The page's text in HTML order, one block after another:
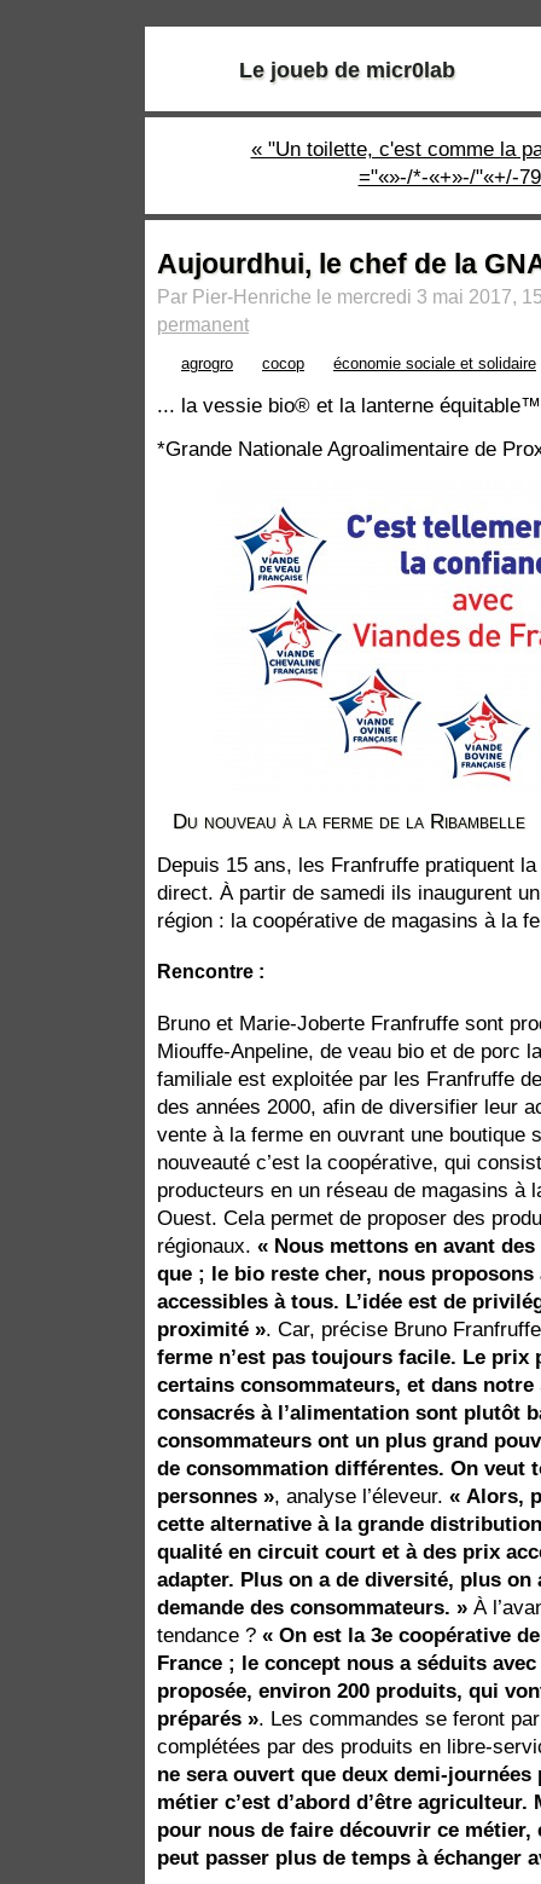
Le joueb de micr0lab
« "Un toilette, c'est comme la
="«»-/*-«+»-/"«+/-
Aujourdhui, le chef de la
Par Pier-Henriche le mercredi 3 mai 2017,
permanent
agrogro cocop économie sociale et solidaire
... la vessie bio® et la lanterne
*Grande Nationale Agroalimentaire de
Du nouveau à la ferme de la Ribambelle
Depuis 15 ans, les Franfruffe pratiquent
direct. À partir de samedi ils inaugurent
région : la coopérative de magasins à la
Rencontre :
Bruno et Marie-Joberte Franfruffe sont
Miouffe-Anpeline, de veau bio et de porc
familiale est exploitée par les Franfruffe
des années 2000, afin de diversifier leur
vente à la ferme en ouvrant une boutique
nouveauté c’est la coopérative, qui
producteurs en un réseau de magasins à
Ouest. Cela permet de proposer des
régionaux. « Nous mettons en avant
que ; le bio reste cher, nous proposons
accessibles à tous. L’idée est de
proximité ». Car, précise Bruno
ferme n’est pas toujours facile. Le prix
certains consommateurs, et dans
consacrés à l’alimentation sont plutôt
consommateurs ont un plus grand
de consommation différentes. On veut
personnes », analyse l’éleveur. « Alors,
cette alternative à la grande
qualité en circuit court et à des prix
adapter. Plus on a de diversité, plus
demande des consommateurs. » À
tendance ? « On est la 3e coopérative
France ; le concept nous a séduits
proposée, environ 200 produits, qui
préparés ». Les commandes se feront
complétées par des produits en libre-
ne sera ouvert que deux demi-
métier c’est d’abord d’être
pour nous de faire découvrir ce métier,
peut passer plus de temps à échanger